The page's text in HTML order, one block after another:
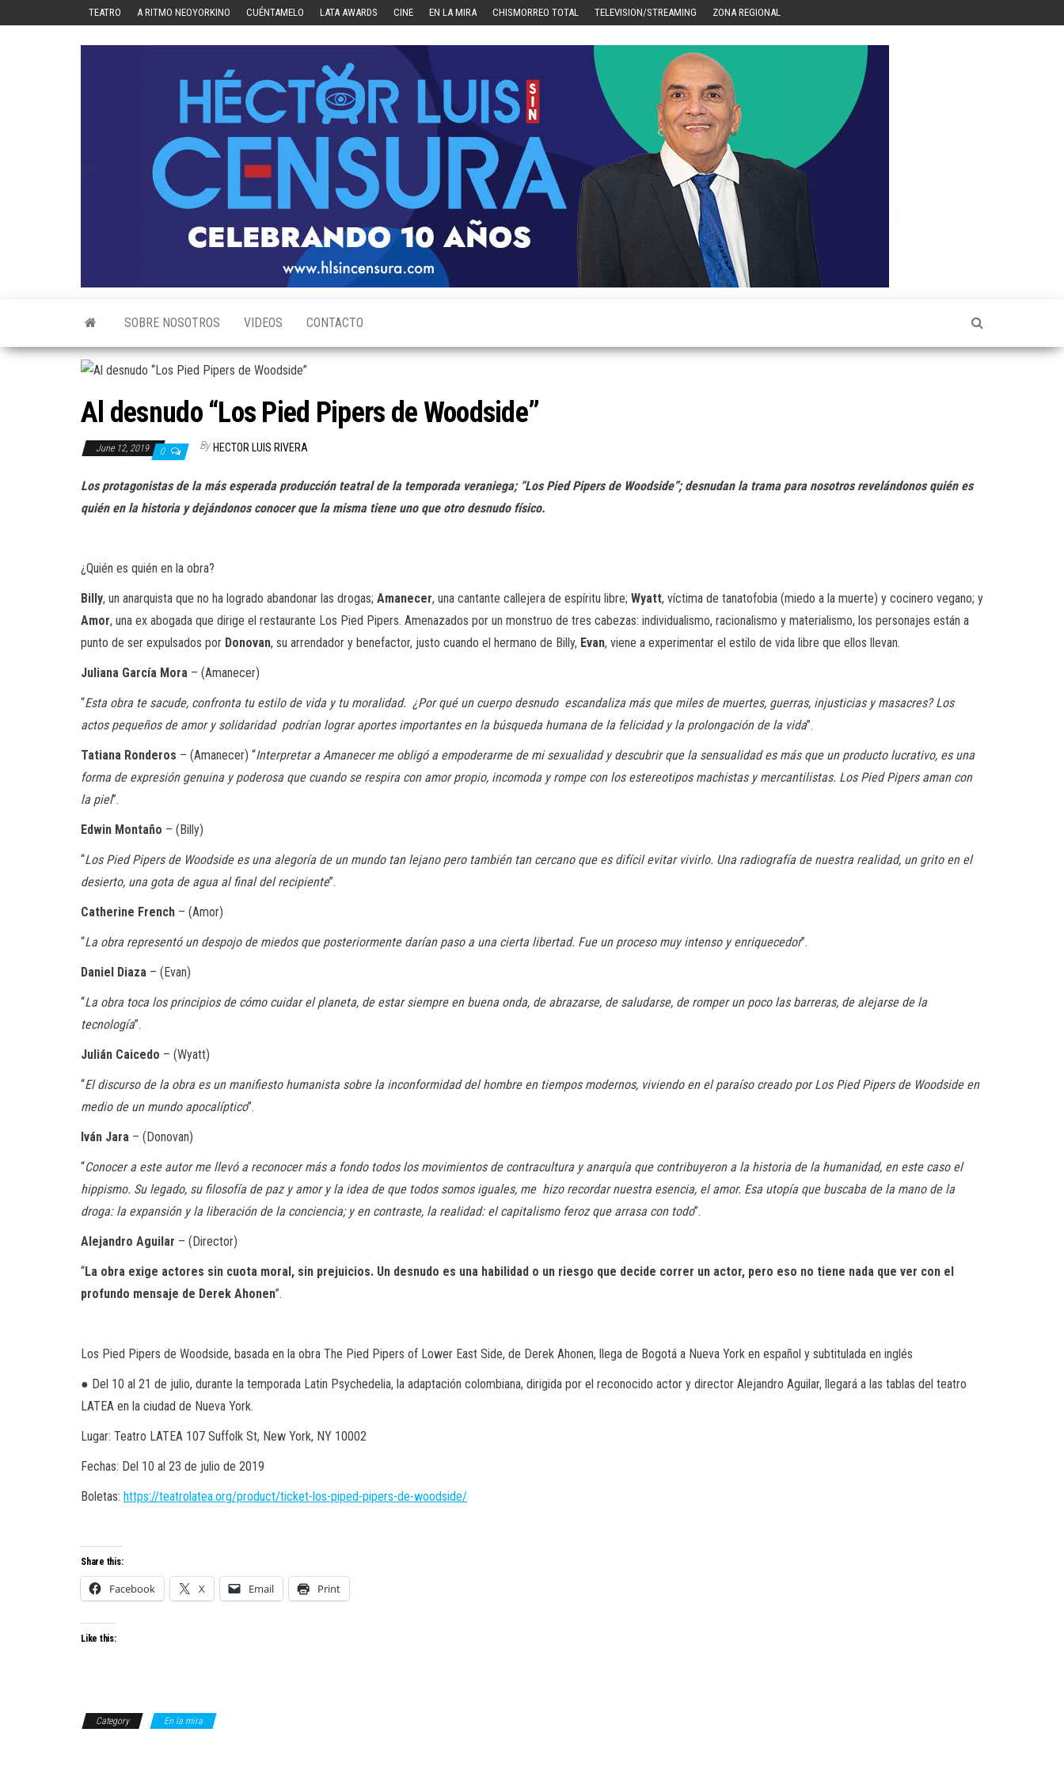
TEATRO A RITMO NEOYORKINO CUÉNTAMELO LATA AWARDS CINE EN LA MIRA CHISMORREO TOTAL TELEVISION/STREAMING ZONA REGIONAL
SOBRE NOSOTROS VIDEOS CONTACTO
Al desnudo “Los Pied Pipers de Woodside”
June 12, 2019 0 By HECTOR LUIS RIVERA
Los protagonistas de la más esperada producción teatral de la temporada veraniega; “Los Pied Pipers de Woodside”; desnudan la trama para nosotros revelándonos quién es
quién en la historia y dejándonos conocer que la misma tiene uno que otro desnudo físico.
¿Quién es quién en la obra?
Billy, un anarquista que no ha logrado abandonar las drogas; Amanecer, una cantante callejera de espíritu libre; Wyatt, víctima de tanatofobia (miedo a la muerte) y cocinero vegano; y
Amor, una ex abogada que dirige el restaurante Los Pied Pipers. Amenazados por un monstruo de tres cabezas: individualismo, racionalismo y materialismo, los personajes están a
punto de ser expulsados por Donovan, su arrendador y benefactor, justo cuando el hermano de Billy, Evan, viene a experimentar el estilo de vida libre que ellos llevan.
Juliana García Mora – (Amanecer)
“Esta obra te sacude, confronta tu estilo de vida y tu moralidad. ¿Por qué un cuerpo desnudo escandaliza más que miles de muertes, guerras, injusticias y masacres? Los
actos pequeños de amor y solidaridad podrían lograr aportes importantes en la búsqueda humana de la felicidad y la prolongación de la vida”.
Tatiana Ronderos – (Amanecer) “Interpretar a Amanecer me obligó a empoderarme de mi sexualidad y descubrir que la sensualidad es más que un producto lucrativo, es una
forma de expresión genuina y poderosa que cuando se respira con amor propio, incomoda y rompe con los estereotipos machistas y mercantilistas. Los Pied Pipers aman con
la piel”.
Edwin Montaño – (Billy)
“Los Pied Pipers de Woodside es una alegoría de un mundo tan lejano pero también tan cercano que es difícil evitar vivirlo. Una radiografía de nuestra realidad, un grito en el
desierto, una gota de agua al final del recipiente”.
Catherine French – (Amor)
“La obra representó un despojo de miedos que posteriormente darían paso a una cierta libertad. Fue un proceso muy intenso y enriquecedor”.
Daniel Diaza – (Evan)
“La obra toca los principios de cómo cuidar el planeta, de estar siempre en buena onda, de abrazarse, de saludarse, de romper un poco las barreras, de alejarse de la
tecnología”.
Julián Caicedo – (Wyatt)
“El discurso de la obra es un manifiesto humanista sobre la inconformidad del hombre en tiempos modernos, viviendo en el paraíso creado por Los Pied Pipers de Woodside en
medio de un mundo apocalíptico”.
Iván Jara – (Donovan)
“Conocer a este autor me llevó a reconocer más a fondo todos los movimientos de contracultura y anarquía que contribuyeron a la historia de la humanidad, en este caso el
hippismo. Su legado, su filosofía de paz y amor y la idea de que todos somos iguales, me hizo recordar nuestra esencia, el amor. Esa utopía que buscaba de la mano de la
droga: la expansión y la liberación de la conciencia; y en contraste, la realidad: el capitalismo feroz que arrasa con todo”.
Alejandro Aguilar – (Director)
“La obra exige actores sin cuota moral, sin prejuicios. Un desnudo es una habilidad o un riesgo que decide correr un actor, pero eso no tiene nada que ver con el
profundo mensaje de Derek Ahonen”.
Los Pied Pipers de Woodside, basada en la obra The Pied Pipers of Lower East Side, de Derek Ahonen, llega de Bogotá a Nueva York en español y subtitulada en inglés
● Del 10 al 21 de julio, durante la temporada Latin Psychedelia, la adaptación colombiana, dirigida por el reconocido actor y director Alejandro Aguilar, llegará a las tablas del teatro
LATEA en la ciudad de Nueva York.
Lugar: Teatro LATEA 107 Suffolk St, New York, NY 10002
Fechas: Del 10 al 23 de julio de 2019
Boletas: https://teatrolatea.org/product/ticket-los-piped-pipers-de-woodside/
Share this:
Facebook X Email Print
Like this:
Category En la mira